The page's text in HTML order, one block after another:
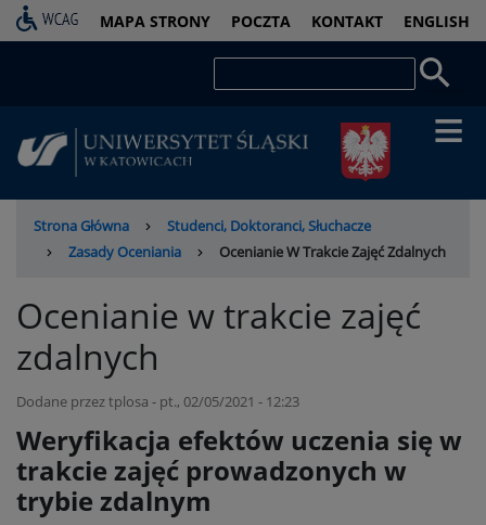
Przejdź
do
PASEK
DOSTĘPNOŚCI
MAPA STRONY POCZTA KONTAKT ENGLISH
Szukaj
Ścieżka
nawigacyjna
Strona Główna
Studenci, Doktoranci, Słuchacze
Zasady Oceniania
Ocenianie W Trakcie Zajęć Zdalnych
Ocenianie w trakcie zajęć
zdalnych
Dodane przeztplosa - pt., 02/05/2021 - 12:23
Weryfikacja efektów uczenia się w
trakcie zajęć prowadzonych w
trybie zdalnym